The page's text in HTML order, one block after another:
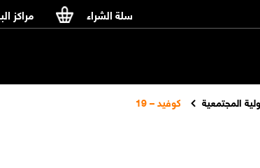
سلة الشراء مراكز
المجتمعية كوفيد – 19